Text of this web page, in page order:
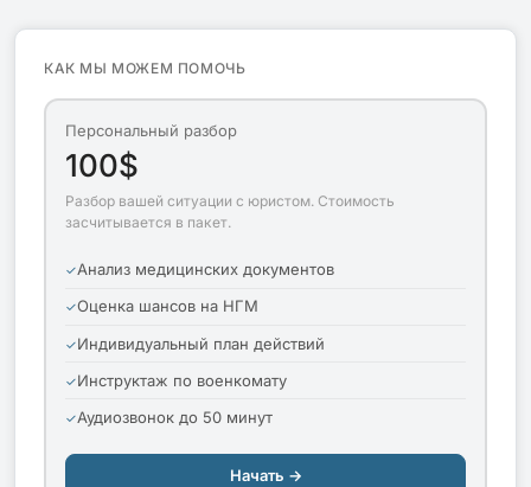
КАК МЫ МОЖЕМ ПОМОЧЬ
Персональный разбор
100$
Разбор вашей ситуации с юристом. Стоимость
засчитывается в пакет.
Анализ медицинских документов
Оценка шансов на НГМ
Индивидуальный план действий
Инструктаж по военкомату
Аудиозвонок до 50 минут
Начать →